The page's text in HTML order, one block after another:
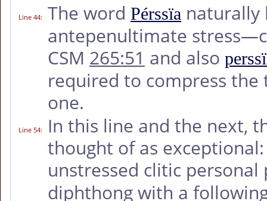
Line 44: The word Pérssïa naturally
antepenultimate
CSM 265:51 and also
required to compress
one.
Line 54:
In this line and the next,
thought of as
unstressed clitic
diphthong with a